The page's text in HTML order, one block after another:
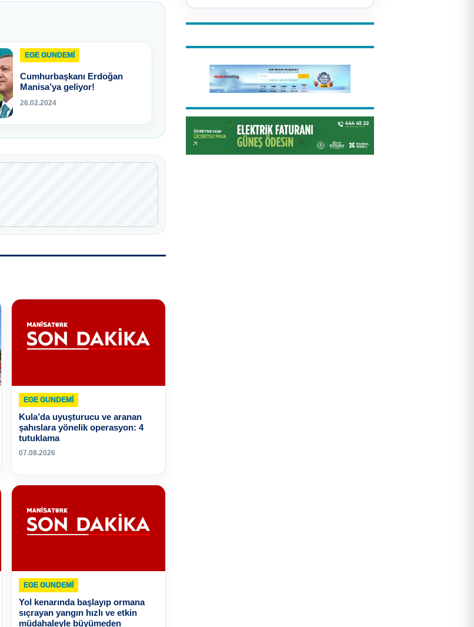
EGE GUNDEMİ
Cumhurbaşkanı Erdoğan
Manisa’ya geliyor!
26.02.2024
EGE GUNDEMİ
Kula’da uyuşturucu ve aranan
şahıslara yönelik operasyon: 4
tutuklama
07.08.2026
EGE GUNDEMİ
Yol kenarında başlayıp ormana
sıçrayan yangın hızlı ve etkin
müdahaleyle büyümeden